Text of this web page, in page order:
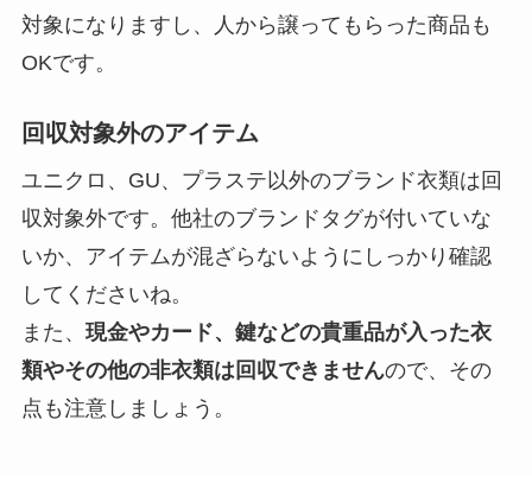
対象になりますし、人から譲ってもらった商品も
OKです。
回収対象外のアイテム
ユニクロ、GU、プラステ以外のブランド衣類は回
収対象外です。他社のブランドタグが付いていな
いか、アイテムが混ざらないようにしっかり確認
してくださいね。
また、 現金やカード、鍵などの貴重品が入った衣
類やその他の非衣類は回収できませんので、その
点も注意しましょう。